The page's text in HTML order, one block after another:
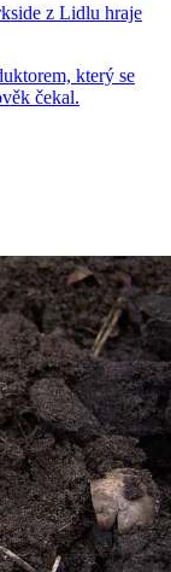
z Lidlu hraje
který se
čekal.